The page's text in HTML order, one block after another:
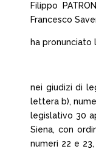
Filippo
Francesco
ha pronunciato
nei giudizi di
lettera b),
legislativo 30
Siena, con
numeri 22 e